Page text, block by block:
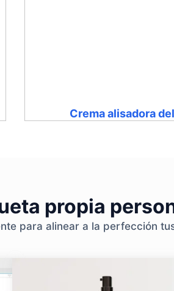
Crema alisadora
propia
para alinear a la perfección